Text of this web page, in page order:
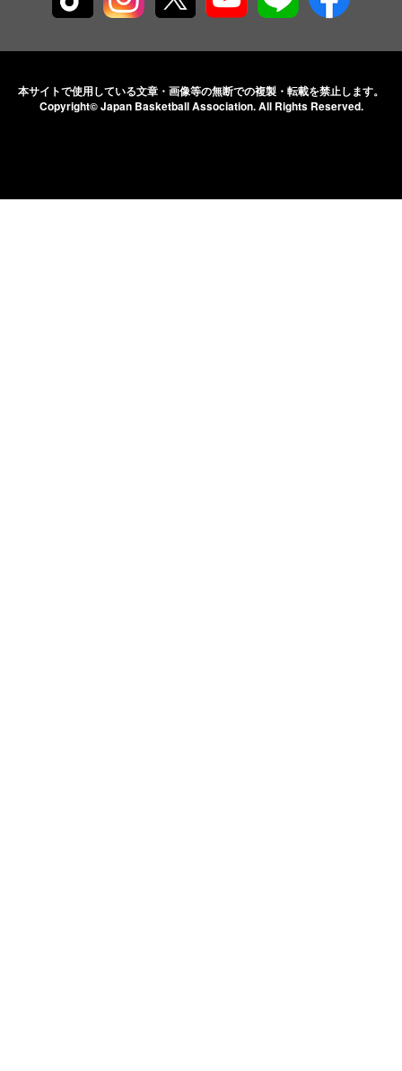
本サイトで使用している文章・画像等の無断での複製・転載を禁止します。
Copyright© Japan Basketball Association.All Rights Reserved.